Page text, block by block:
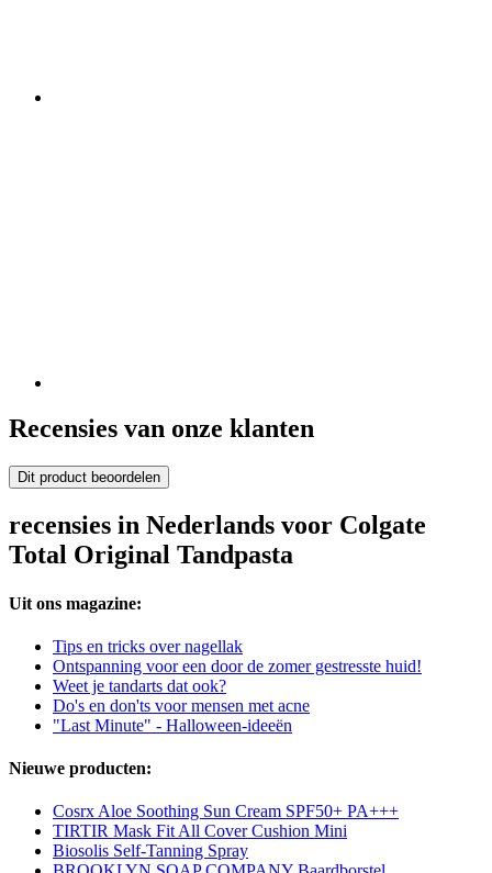
Recensies van onze klanten
Dit product beoordelen
recensies in Nederlands voor Colgate
Total Original Tandpasta
Uit ons magazine:
Tips en tricks over nagellak
Ontspanning voor een door de zomer gestresste huid!
Weet je tandarts dat ook?
Do's en don'ts voor mensen met acne
"Last Minute" - Halloween-ideeën
Nieuwe producten:
Cosrx Aloe Soothing Sun Cream SPF50+ PA+++
TIRTIR Mask Fit All Cover Cushion Mini
Biosolis Self-Tanning Spray